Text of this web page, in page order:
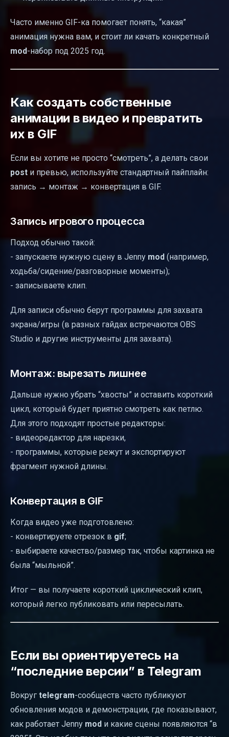
Часто именно GIF-ка помогает понять, “какая”
анимация нужна вам, и стоит ли качать конкретный
mod-набор под 2025 год.
Как создать собственные
анимации в видео и превратить
их в GIF
Если вы хотите не просто “смотреть”, а делать свои
post и превью, используйте стандартный пайплайн:
запись → монтаж → конвертация в GIF.
Запись игрового процесса
Подход обычно такой:
- запускаете нужную сцену в Jenny mod (например,
ходьба/сидение/разговорные моменты);
- записываете клип.
Для записи обычно берут программы для захвата
экрана/игры (в разных гайдах встречаются OBS
Studio и другие инструменты для захвата).
Монтаж: вырезать лишнее
Дальше нужно убрать “хвосты” и оставить короткий
цикл, который будет приятно смотреть как петлю.
Для этого подходят простые редакторы:
- видеоредактор для нарезки,
- программы, которые режут и экспортируют
фрагмент нужной длины.
Конвертация в GIF
Когда видео уже подготовлено:
- конвертируете отрезок в gif;
- выбираете качество/размер так, чтобы картинка не
была “мыльной”.
Итог — вы получаете короткий циклический клип,
который легко публиковать или пересылать.
Если вы ориентируетесь на
“последние версии” в Telegram
Вокруг telegram-сообществ часто публикуют
обновления модов и демонстрации, где показывают,
как работает Jenny mod и какие сцены появляются “в